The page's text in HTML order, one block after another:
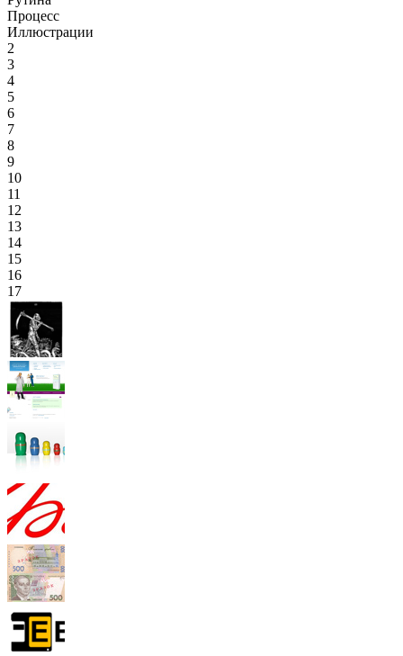
Процесс
Иллюстрации
2
3
4
5
6
7
8
9
10
11
12
13
14
15
16
17